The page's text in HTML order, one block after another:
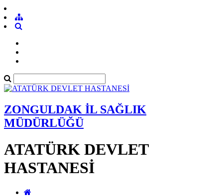
ZONGULDAK İL SAĞLIK
MÜDÜRLÜĞÜ
ATATÜRK DEVLET
HASTANESİ